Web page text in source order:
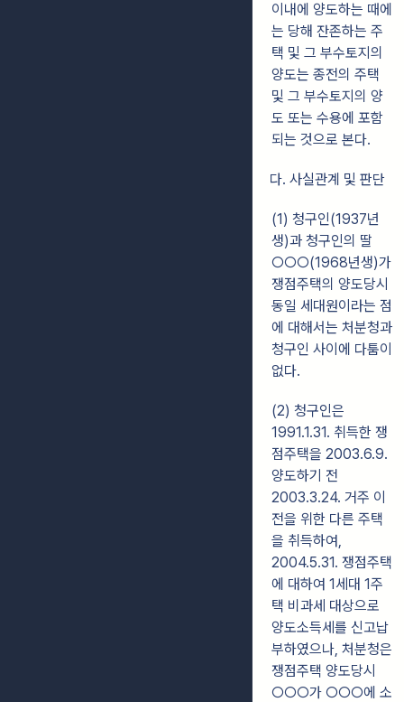
이내에 양도하는 때에
는 당해 잔존하는 주
택 및 그 부수토지의
양도는 종전의 주택
및 그 부수토지의 양
도 또는 수용에 포함
되는 것으로 본다.
다. 사실관계 및 판단
(1) 청구인(1937년
생)과 청구인의 딸
○○○(1968년생)가
쟁점주택의 양도당시
동일 세대원이라는 점
에 대해서는 처분청과
청구인 사이에 다툼이
없다.
(2) 청구인은
1991.1.31. 취득한 쟁
점주택을 2003.6.9.
양도하기 전
2003.3.24. 거주 이
전을 위한 다른 주택
을 취득하여,
2004.5.31. 쟁점주택
에 대하여 1세대 1주
택 비과세 대상으로
양도소득세를 신고납
부하였으나, 처분청은
쟁점주택 양도당시
○○○가 ○○○에 소